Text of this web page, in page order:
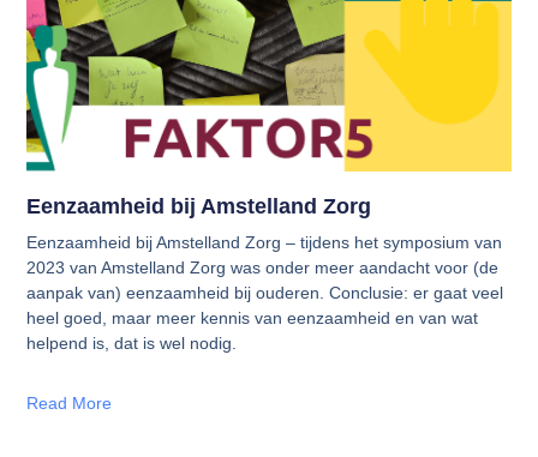
Eenzaamheid bij Amstelland Zorg
Eenzaamheid bij Amstelland Zorg – tijdens het symposium van
2023 van Amstelland Zorg was onder meer aandacht voor (de
aanpak van) eenzaamheid bij ouderen. Conclusie: er gaat veel
heel goed, maar meer kennis van eenzaamheid en van wat
helpend is, dat is wel nodig.
Read More